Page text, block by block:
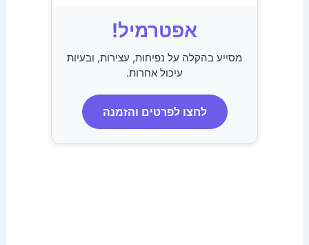
אפטרמיל!
מסייע בהקלה על נפיחות, עצירות, ובעיות
עיכול אחרות.
לחצו לפרטים והזמנה